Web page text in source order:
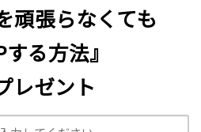
頑張らなくても
る方法』
レゼント